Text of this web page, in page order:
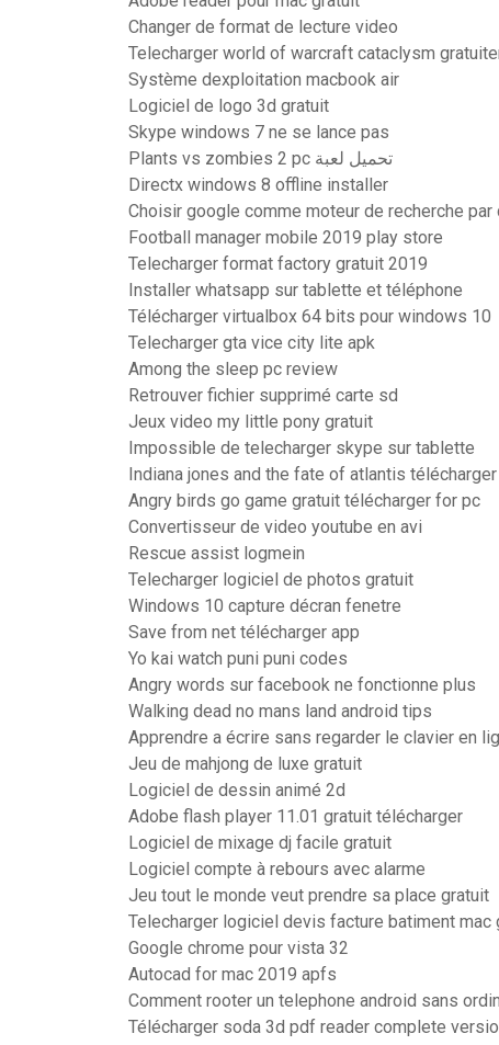
Changer de format de lecture video
Telecharger world of warcraft cataclysm
Système dexploitation macbook air
Logiciel de logo 3d gratuit
Skype windows 7 ne se lance pas
Plants vs zombies 2 pc تحميل لعبة
Directx windows 8 offline installer
Choisir google comme moteur de recherche par
Football manager mobile 2019 play store
Telecharger format factory gratuit 2019
Installer whatsapp sur tablette et téléphone
Télécharger virtualbox 64 bits pour windows 10
Telecharger gta vice city lite apk
Among the sleep pc review
Retrouver fichier supprimé carte sd
Jeux video my little pony gratuit
Impossible de telecharger skype sur tablette
Indiana jones and the fate of atlantis
Angry birds go game gratuit télécharger for pc
Convertisseur de video youtube en avi
Rescue assist logmein
Telecharger logiciel de photos gratuit
Windows 10 capture décran fenetre
Save from net télécharger app
Yo kai watch puni puni codes
Angry words sur facebook ne fonctionne plus
Walking dead no mans land android tips
Apprendre a écrire sans regarder le clavier en
Jeu de mahjong de luxe gratuit
Logiciel de dessin animé 2d
Adobe flash player 11.01 gratuit télécharger
Logiciel de mixage dj facile gratuit
Logiciel compte à rebours avec alarme
Jeu tout le monde veut prendre sa place gratuit
Telecharger logiciel devis facture batiment mac
Google chrome pour vista 32
Autocad for mac 2019 apfs
Comment rooter un telephone android sans
Télécharger soda 3d pdf reader complete